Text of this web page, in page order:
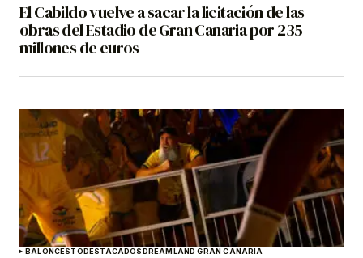
El Cabildo vuelve a sacar la licitación de las
obras del Estadio de Gran Canaria por 235
millones de euros
BALONCESTODESTACADOSDREAMLAND GRAN CANARIA